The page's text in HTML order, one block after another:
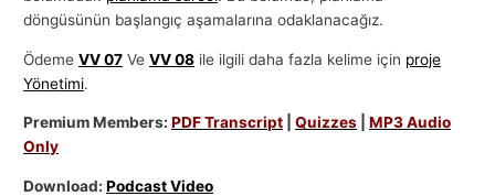
döngüsünün başlangıç ​​aşamalarına odaklanacağız.
ÖdemeVV 07 VeVV 08 ile ilgili daha fazla kelime için proje
Yönetimi.
Premium Members:PDF Transcript |Quizzes |MP3 Audio
Only
Download:Podcast Video